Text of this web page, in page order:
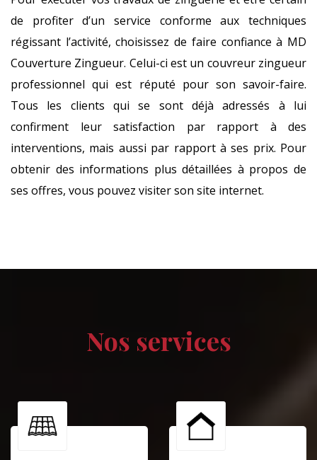
de profiter d’un service conforme aux techniques
régissant l’activité, choisissez de faire confiance à MD
Couverture Zingueur. Celui-ci est un couvreur zingueur
professionnel qui est réputé pour son savoir-faire.
Tous les clients qui se sont déjà adressés à lui
confirment leur satisfaction par rapport à des
interventions, mais aussi par rapport à ses prix. Pour
obtenir des informations plus détaillées à propos de
ses offres, vous pouvez visiter son site internet.
Nos services